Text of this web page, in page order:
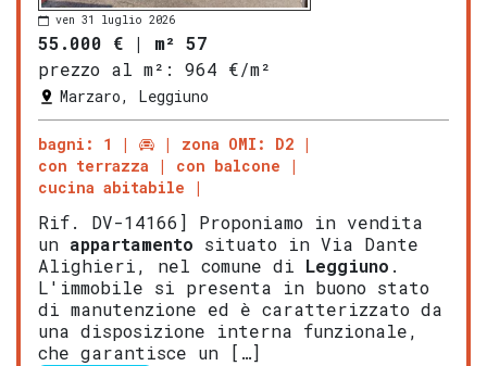
ven 31 luglio 2026
55.000 € | m² 57
prezzo al m²:
964 €/m²
Marzaro, Leggiuno
bagni: 1
zona OMI: D2
con terrazza
con balcone
cucina abitabile
Rif. DV-14166] Proponiamo in vendita
un appartamento situato in Via Dante
Alighieri, nel comune di Leggiuno .
L'immobile si presenta in buono stato
di manutenzione ed è caratterizzato da
una disposizione interna funzionale,
che garantisce un […]